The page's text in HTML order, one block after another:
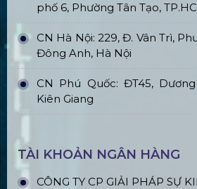
phố 6, Phường Tân Tạo,
CN Hà Nội: 229, Đ. Vân Trì,
Đông Anh, Hà Nội
CN Phú Quốc: ĐT45,
Kiên Giang
TÀI KHOẢN NGÂN HÀNG
CÔNG TY CP GIẢI PHÁP SỰ